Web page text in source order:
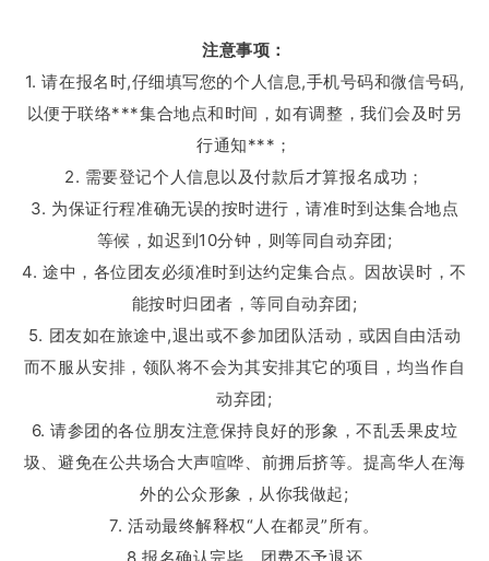
注意事项：
1. 请在报名时,仔细填写您的个人信息,手机号码和微信号码,
以便于联络***集合地点和时间，如有调整，我们会及时另
行通知***；
2. 需要登记个人信息以及付款后才算报名成功；
3. 为保证行程准确无误的按时进行，请准时到达集合地点
等候，如迟到10分钟，则等同自动弃团;
4. 途中，各位团友必须准时到达约定集合点。因故误时，不
能按时归团者，等同自动弃团;
5. 团友如在旅途中,退出或不参加团队活动，或因自由活动
而不服从安排，领队将不会为其安排其它的项目，均当作自
动弃团;
6. 请参团的各位朋友注意保持良好的形象，不乱丢果皮垃
圾、避免在公共场合大声喧哗、前拥后挤等。提高华人在海
外的公众形象，从你我做起;
7. 活动最终解释权“人在都灵”所有。